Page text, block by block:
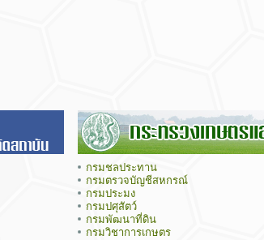
กรมชลประทาน
กรมตรวจบัญชีสหกรณ์
กรมประมง
กรมปศุสัตว์
กรมพัฒนาที่ดิน
กรมวิชาการเกษตร